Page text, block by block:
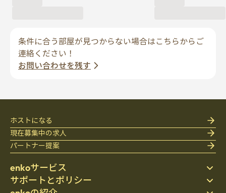
条件に合う部屋が見つからない場合はこちらからご
連絡ください！
お問い合わせを残す
enkoサービス
ステイ先を探す
サポートとポリシー
ホストになる
現在募集中の求人
パートナー提案